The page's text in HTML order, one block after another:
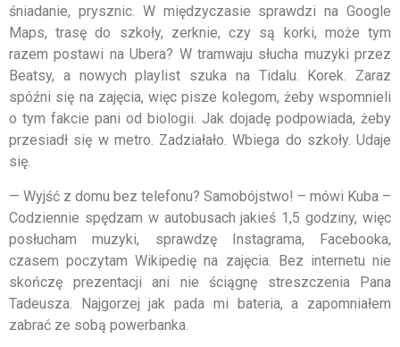
śniadanie, prysznic. W międzyczasie sprawdzi na Google
Maps, trasę do szkoły, zerknie, czy są korki, może tym
razem postawi na Ubera? W tramwaju słucha muzyki przez
Beatsy, a nowych playlist szuka na Tidalu. Korek. Zaraz
spóźni się na zajęcia, więc pisze kolegom, żeby wspomnieli
o tym fakcie pani od biologii. Jak dojadę podpowiada, żeby
przesiadł się w metro. Zadziałało. Wbiega do szkoły. Udaje
się.
— Wyjść z domu bez telefonu? Samobójstwo! – mówi Kuba –
Codziennie spędzam w autobusach jakieś 1,5 godziny, więc
posłucham muzyki, sprawdzę Instagrama, Facebooka,
czasem poczytam Wikipedię na zajęcia. Bez internetu nie
skończę prezentacji ani nie ściągnę streszczenia Pana
Tadeusza. Najgorzej jak pada mi bateria, a zapomniałem
zabrać ze sobą powerbanka.